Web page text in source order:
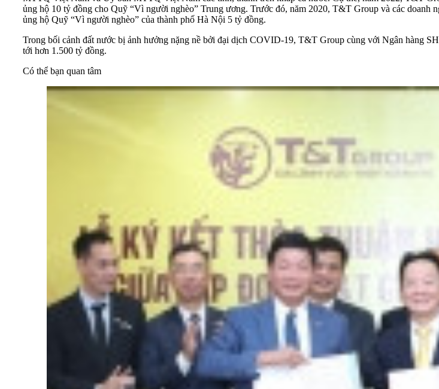
ủng hộ 10 tỷ đồng cho Quỹ “Vì người nghèo” Trung ương. Trước đó, năm 2020, T&T Group và các doanh
ủng hộ Quỹ “Vì người nghèo” của thành phố Hà Nội 5 tỷ đồng.
Trong bối cảnh đất nước bị ảnh hưởng nặng nề bởi đại dịch COVID-19, T&T Group cùng với Ngân hàng
tới hơn 1.500 tỷ đồng.
Có thể bạn quan tâm